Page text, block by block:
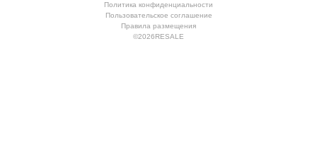
Политика конфиденциальности
Пользовательское соглашение
Правила размещения
©2026RESALE